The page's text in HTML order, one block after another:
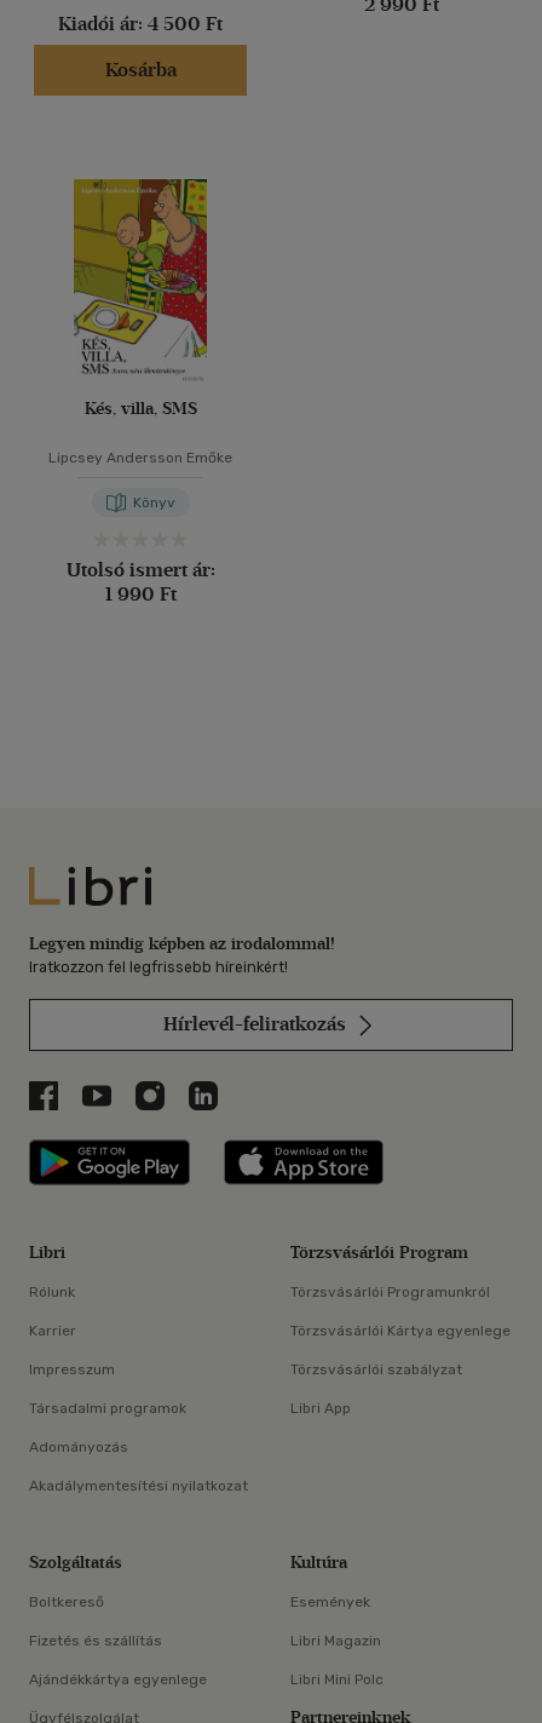
Kiadói ár: 4 500 Ft
Kosárba
Kés, villa, SMS
Lipcsey Andersson Emőke
Könyv
Utolsó ismert ár:
1 990 Ft
Libri
Legyen mindig képben az irodalommal!
Iratkozzon fel legfrissebb híreinkért!
Hírlevél-feliratkozás
Libri a Facebookon
Libri a Youtube-on
Libri az Instagramon
Libri a LinkedInen
Libri applikáció Szerezd meg: Google
Libri
Rólunk
Karrier
Impresszum
Társadalmi programok
Adományozás
Akadálymentesítési nyilatkozat
Törzsvásárlói Program
Törzsvásárlói Programunkról
Törzsvásárlói Kártya egyenlege
Törzsvásárlói szabályzat
Libri App
Szolgáltatás
Boltkereső
Fizetés és szállítás
Ajándékkártya egyenlege
Ügyfélszolgálat
Kultúra
Események
Libri Magazin
Libri Mini Polc
Partnereinknek